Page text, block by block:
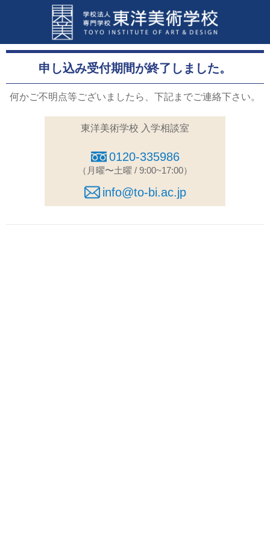
申し込み受付期間が終了しました。
何かご不明点等ございましたら、下記までご連絡下さい。
東洋美術学校 入学相談室
0120-335986
（月曜〜土曜 / 9:00~17:00）
info@to-bi.ac.jp